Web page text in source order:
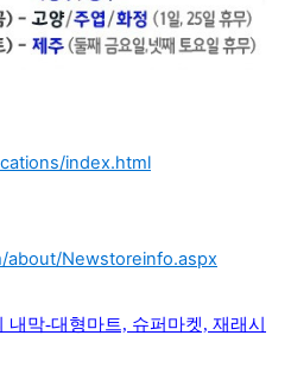
index.html
Newstoreinfo.aspx
내막-대형마트, 슈퍼마켓, 재래시